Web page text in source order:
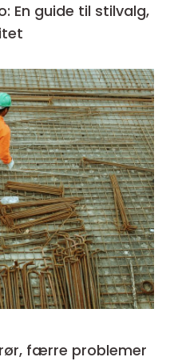
En guide til stilvalg,
tryggere rør, færre problemer